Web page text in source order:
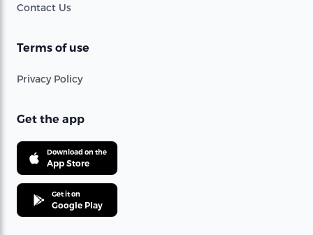
Contact Us
Terms of use
Privacy Policy
Get the app
Download on the
App Store
Get it on
Google Play